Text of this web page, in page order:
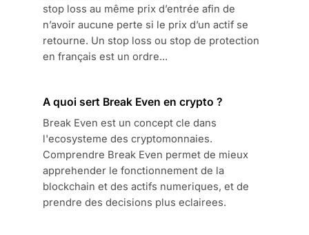
stop loss au même prix d’entrée afin de
n’avoir aucune perte si le prix d’un actif se
retourne. Un stop loss ou stop de protection
en français est un ordre...
A quoi sert Break Even en crypto ?
Break Even est un concept cle dans
l'ecosysteme des cryptomonnaies.
Comprendre Break Even permet de mieux
apprehender le fonctionnement de la
blockchain et des actifs numeriques, et de
prendre des decisions plus eclairees.